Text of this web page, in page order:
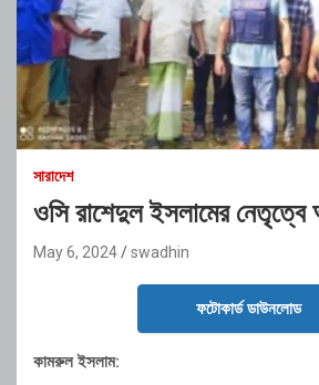
সারাদেশ
ওসি রাশেদুল ইসলামের নেতৃত্বে
May 6, 2024 swadhin
ফটোকার্ড ডাউনলোড
কামরুল ইসলাম: